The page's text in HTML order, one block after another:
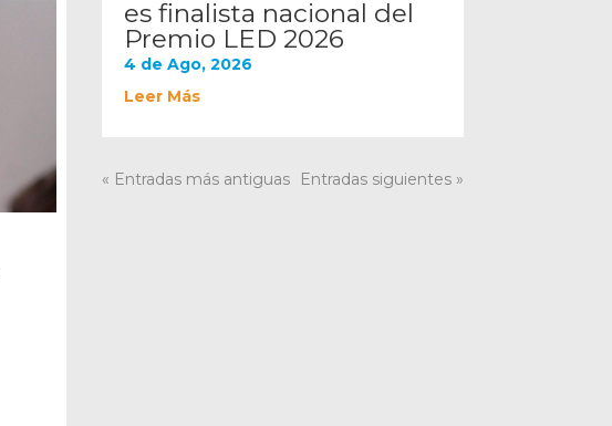
es finalista nacional del
Premio LED 2026
4 de Ago, 2026
Leer Más
« Entradas más antiguas Entradas siguientes »